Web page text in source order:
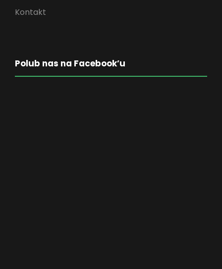
Kontakt
Polub nas na Facebook’u